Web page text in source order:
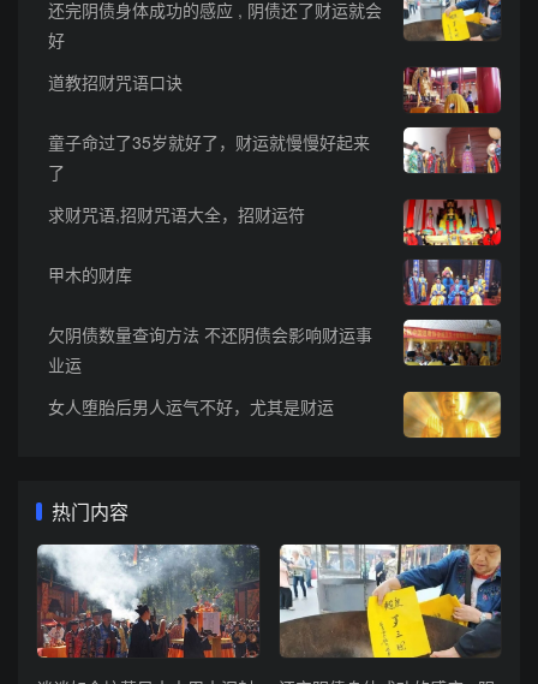
还完阴债身体成功的感应 , 阴债还了财运就会
好
道教招财咒语口诀
童子命过了35岁就好了，财运就慢慢好起来
了
求财咒语,招财咒语大全，招财运符
甲木的财库
欠阴债数量查询方法 不还阴债会影响财运事
业运
女人堕胎后男人运气不好，尤其是财运
热门内容